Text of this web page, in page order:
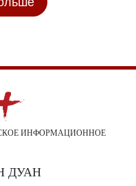
ИНФОРМАЦИОННОЕ
ДУАН